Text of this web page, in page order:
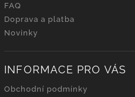
FAQ
Doprava a platba
Novinky
INFORMACE PRO VÁS
Obchodní podmínky